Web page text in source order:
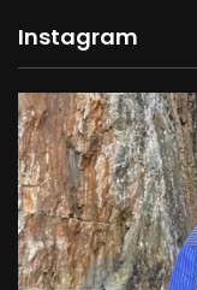
Instagram